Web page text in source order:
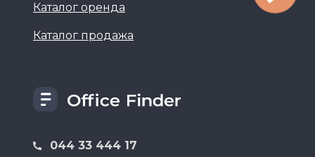
044 33 444 17
Каталог оренда
Каталог продажа